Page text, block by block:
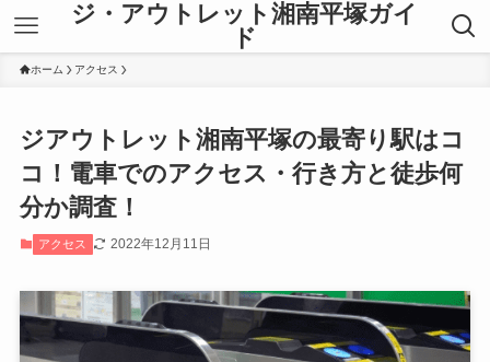
ジ・アウトレット湘南平塚ガイ
ド
ホーム アクセス
ジアウトレット湘南平塚の最寄り駅はコ
コ！電車でのアクセス・行き方と徒歩何
分か調査！
アクセス 2022年12月11日